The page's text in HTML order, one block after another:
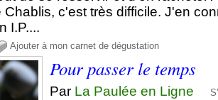
Chablis, c'est très difficile. J'en
I.P....
Ajouter à mon carnet de dégustation
Pour passer le temps
Par La Paulée en Ligne